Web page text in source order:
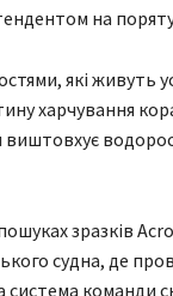
на
які живуть
харчування
зразків
судна, де
команди